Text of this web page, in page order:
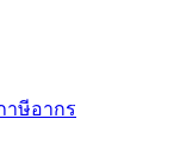
ษีอากร